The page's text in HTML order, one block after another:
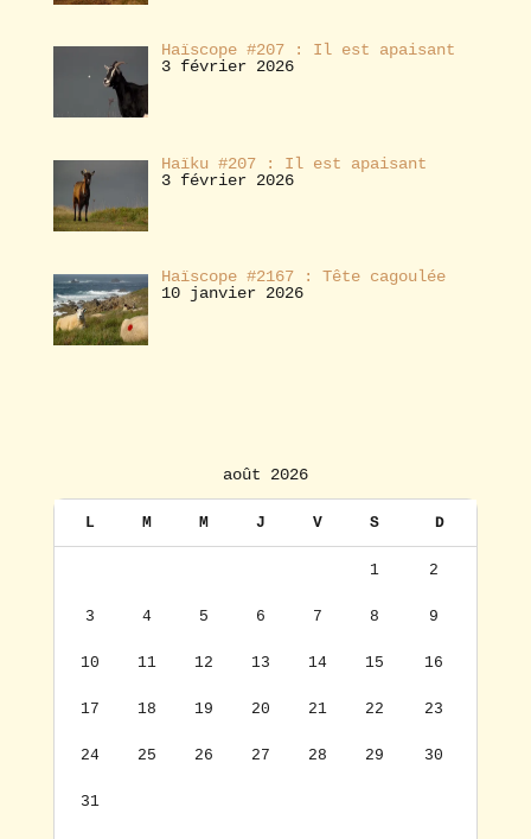
Haïscope #207 : Il est apaisant
3 février 2026
Haïku #207 : Il est apaisant
3 février 2026
Haïscope #2167 : Tête cagoulée
10 janvier 2026
août 2026
L M M J V S D
1 2
3 4 5 6 7 8 9
10 11 12 13 14 15 16
17 18 19 20 21 22 23
24 25 26 27 28 29 30
31